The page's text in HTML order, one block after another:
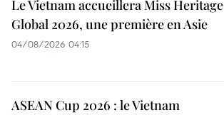
Le Vietnam accueillera Miss Heritage
Global 2026, une première en Asie
04/08/2026 04:15
ASEAN Cup 2026 : le Vietnam